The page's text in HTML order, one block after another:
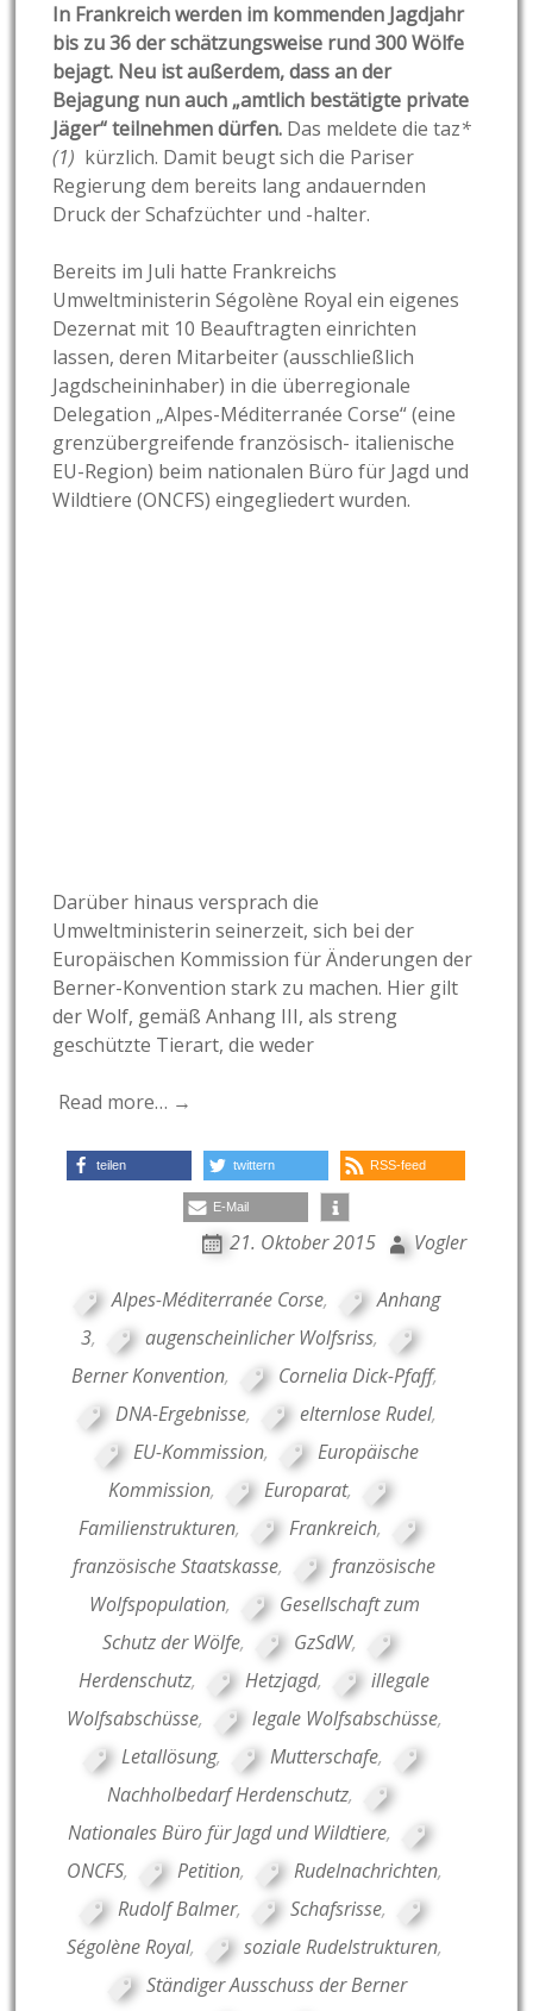
In Frankreich werden im kommenden Jagdjahr
bis zu 36 der schätzungsweise rund 300 Wölfe
bejagt. Neu ist außerdem, dass an der
Bejagung nun auch „amtlich bestätigte private
Jäger“ teilnehmen dürfen. Das meldete die taz*
(1) kürzlich. Damit beugt sich die Pariser
Regierung dem bereits lang andauernden
Druck der Schafzüchter und -halter.
Bereits im Juli hatte Frankreichs
Umweltministerin Ségolène Royal ein eigenes
Dezernat mit 10 Beauftragten einrichten
lassen, deren Mitarbeiter (ausschließlich
Jagdscheininhaber) in die überregionale
Delegation „Alpes-Méditerranée Corse“ (eine
grenzübergreifende französisch- italienische
EU-Region) beim nationalen Büro für Jagd und
Wildtiere (ONCFS) eingegliedert wurden.
Darüber hinaus versprach die
Umweltministerin seinerzeit, sich bei der
Europäischen Kommission für Änderungen der
Berner-Konvention stark zu machen. Hier gilt
der Wolf, gemäß Anhang III, als streng
geschützte Tierart, die weder
Read more… →
teilen twittern RSS-feed
E-Mail
21. Oktober 2015 Vogler
Alpes-Méditerranée Corse,
Anhang
3, augenscheinlicher Wolfsriss,
Berner Konvention, Cornelia Dick-Pfaff,
DNA-Ergebnisse, elternlose Rudel,
EU-Kommission,
Europäische
Kommission, Europarat,
Familienstrukturen, Frankreich,
französische Staatskasse,
französische
Wolfspopulation,
Gesellschaft zum
Schutz der Wölfe, GzSdW,
Herdenschutz, Hetzjagd,
illegale
Wolfsabschüsse, legale Wolfsabschüsse,
Letallösung, Mutterschafe,
Nachholbedarf Herdenschutz,
Nationales Büro für Jagd und Wildtiere,
ONCFS, Petition, Rudelnachrichten,
Rudolf Balmer, Schafsrisse,
Ségolène Royal, soziale Rudelstrukturen,
Ständiger Ausschuss der Berner